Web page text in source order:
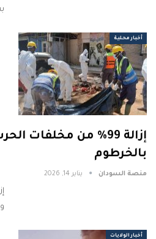
أخبار محلية
إزالة 99% من مخلفات
بالخرطوم
منصة السودان يناير 14, 2026
أخبار الولايات